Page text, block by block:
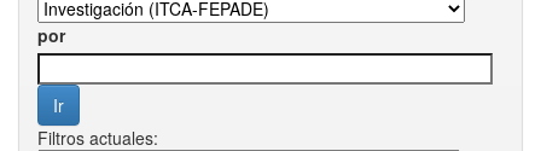
por
Filtros actuales: